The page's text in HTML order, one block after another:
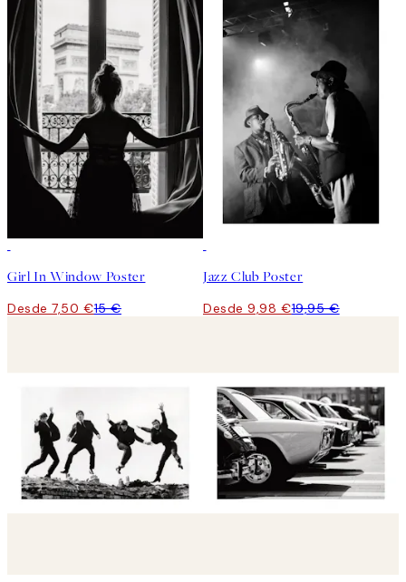
Girl In Window Poster
Desde 7,50 €15 €
Jazz Club Poster
Desde 9,98 €19,95 €